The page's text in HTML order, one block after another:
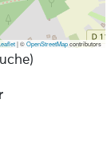
|©OpenStreetMapcontributors